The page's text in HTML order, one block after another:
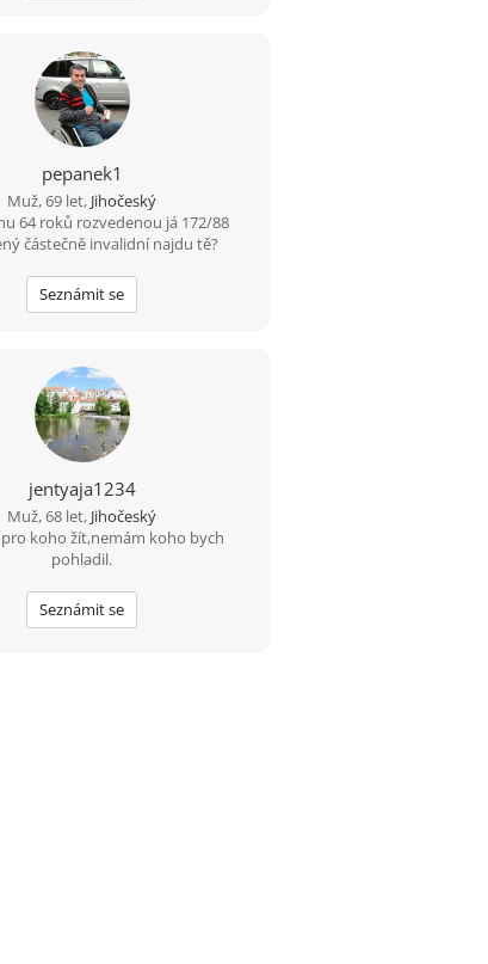
pepanek1
Muž, 69 let, Jihočeský
64 roků rozvedenou já 172/88
částečně invalidní najdu tě?
Seznámit se
jentyaja1234
Muž, 68 let, Jihočeský
koho žít,nemám koho bych
pohladil.
Seznámit se